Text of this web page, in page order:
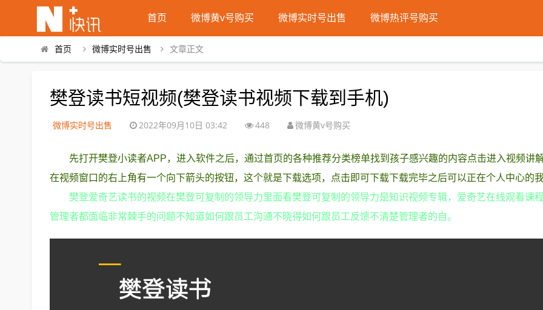
首页 微博黄v号购买 微博实时号出售 微博热评号购买
首页 微博实时号出售 文章正文
樊登读书短视频(樊登读书视频下载到手机)
微博实时号出售 2022年09月10日 03:42 448 微博黄v号购买
先打开樊登小读者APP，进入软件之后，通过首页的各种推荐分类榜单找到孩子感兴趣的内容点击进入视频讲
在视频窗口的右上角有一个向下箭头的按钮，这个就是下载选项，点击即可下载下载完毕之后可以正在个人中心的
樊登爱奇艺读书的视频在樊登可复制的领导力里面看樊登可复制的领导力是知识视频专辑，爱奇艺在线观看课
管理者都面临非常棘手的问题不知道如何跟员工沟通不晓得如何跟员工反馈不清楚管理者的自。